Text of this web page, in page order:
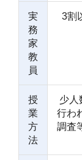
実
務
家
教
員
3割
授
業
方
法
少人
行わ
調査